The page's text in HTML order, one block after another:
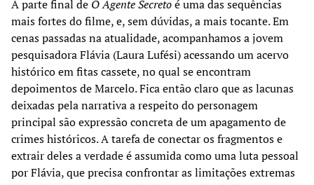
A parte final de O Agente Secretoé uma das sequências
mais fortes do filme, e, sem dúvidas, a mais tocante. Em
cenas passadas na atualidade, acompanhamos a jovem
pesquisadora Flávia (Laura Lufési) acessando um acervo
histórico em fitas cassete, no qual se encontram
depoimentos de Marcelo. Fica então claro que as lacunas
deixadas pela narrativa a respeito do personagem
principal são expressão concreta de um apagamento de
crimes históricos. A tarefa de conectar os fragmentos e
extrair deles a verdade é assumida como uma luta pessoal
por Flávia, que precisa confrontar as limitações extremas